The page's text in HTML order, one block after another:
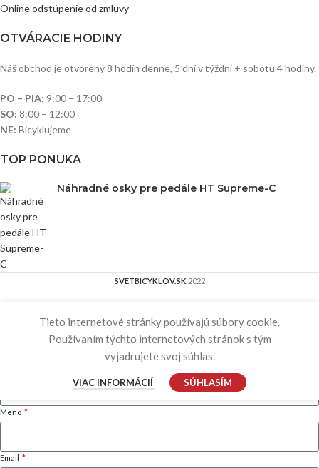
Online odstúpenie od zmluvy
OTVÁRACIE HODINY
Náš obchod je otvorený 8 hodín denne, 5 dní v týždni + sobotu 4 hodiny.
PO – PIA: 9:00 – 17:00
SO: 8:00 – 12:00
NE: Bicyklujeme
TOP PONUKA
Náhradné osky pre pedále HT Supreme-C
SVETBICYKLOV.SK 2022
Tieto internetové stránky používajú súbory cookie.
Používaním týchto internetových stránok s tým
vyjadrujete svoj súhlas.
VIAC INFORMÁCIÍ SÚHLASÍM
Po odoslaní formulára ťa bude kontaktovať náš tím s ešte lepšou ponukou.
Meno
Email